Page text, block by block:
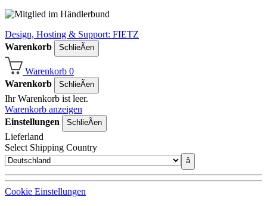
Design, Hosting & Support: FIETZ
Warenkorb
SchlieÃen
Warenkorb 0
Warenkorb
SchlieÃen
Ihr Warenkorb ist leer.
Warenkorb anzeigen
Einstellungen
SchlieÃen
Lieferland
Select Shipping Country
â
Cookie Einstellungen